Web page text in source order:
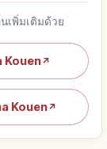
เพิ่มเติมด้วย
Kouen↗
Kouen↗